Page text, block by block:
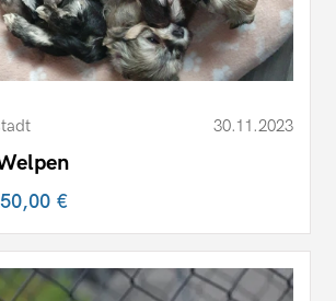
30.11.2023
€